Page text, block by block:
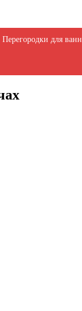
Перегородки для